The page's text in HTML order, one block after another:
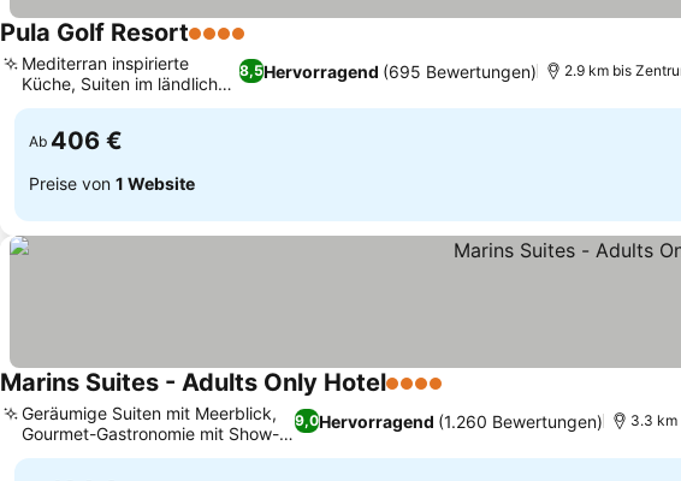
Pula Golf Resort4 Sterne
8,5Hervorragend (695 Bewertungen)
Mediterran inspirierte
Küche, Suiten im ländlichen
Stil
2.9 km bis
Ab 406 €
Preise von 1 Website
Marins Suites - Adults Only Hotel4 Sterne
9,0Hervorragend (1.260 Bewertungen)
Geräumige Suiten mit Meerblick,
Gourmet-Gastronomie mit Show-
Cooking
3.3 km